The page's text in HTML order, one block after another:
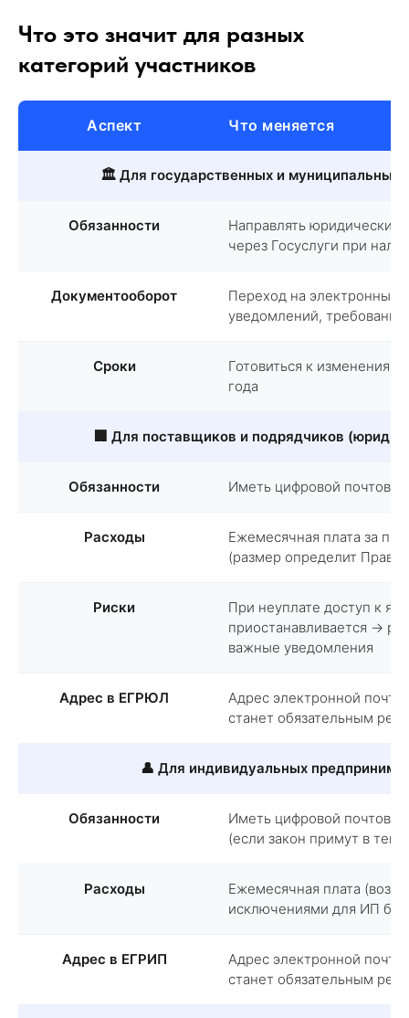
Что это значит для разных
категорий участников
Аспект Что меняется
🏛️ Для государственных и муниципальных
Обязанности
Направлять юридически
через Госуслуги при
Документооборот
Переход на электронный
уведомлений,
Сроки
Готовиться к изменениям
года
🏢 Для поставщиков и подрядчиков
Обязанности Иметь цифровой
Расходы
Ежемесячная плата за
(размер определит
Риски
При неуплате доступ к
приостанавливается →
важные уведомления
Адрес в ЕГРЮЛ
Адрес электронной почты
станет обязательным
👤 Для индивидуальных
Обязанности
Иметь цифровой
(если закон примут в
Расходы
Ежемесячная плата
исключениями для ИП без
Адрес в ЕГРИП
Адрес электронной почты
станет обязательным